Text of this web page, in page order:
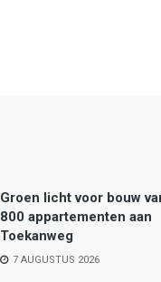
Groen licht voor bouw
800 appartementen aan
Toekanweg
7 AUGUSTUS 2026